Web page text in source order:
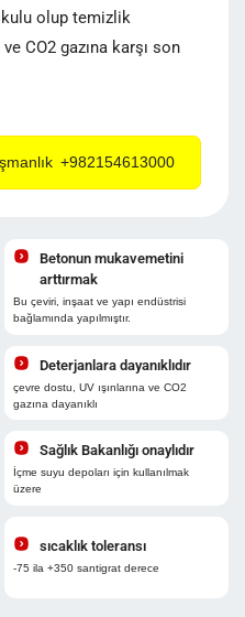
olup temizlik
CO2 gazına karşı son
+982154613000
Betonun mukavemetini
arttırmak
Bu çeviri, inşaat ve yapı endüstrisi
bağlamında yapılmıştır.
Deterjanlara dayanıklıdır
çevre dostu, UV ışınlarına ve CO2
gazına dayanıklı
Sağlık Bakanlığı onaylıdır
İçme suyu depoları için kullanılmak
üzere
sıcaklık toleransı
-75 ila +350 santigrat derece